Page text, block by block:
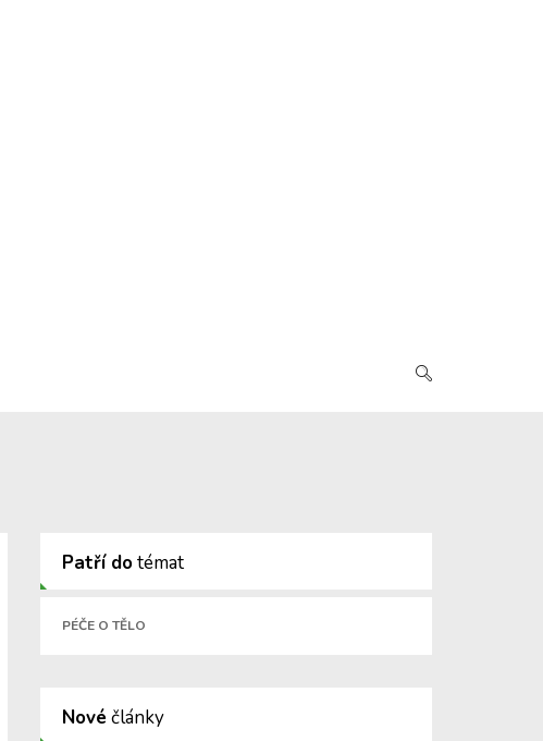
Patří dotémat
PÉČE O TĚLO
Nové články